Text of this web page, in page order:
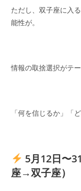
ただし、双子座に入
能性が。
情報の取捨選択がテ
「何を信じるか」「
5月12日〜
座→双子座）